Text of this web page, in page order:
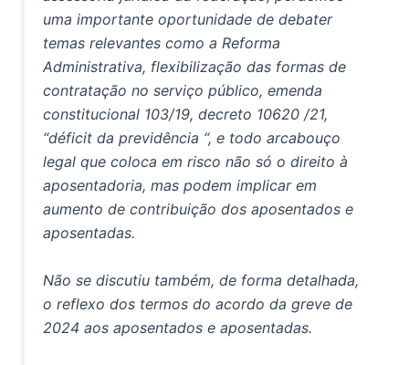
uma importante oportunidade de debater
temas relevantes como a Reforma
Administrativa, flexibilização das formas de
contratação no serviço público, emenda
constitucional 103/19, decreto 10620 /21,
“déficit da previdência “, e todo arcabouço
legal que coloca em risco não só o direito à
aposentadoria, mas podem implicar em
aumento de contribuição dos aposentados e
aposentadas.
Não se discutiu também, de forma detalhada,
o reflexo dos termos do acordo da greve de
2024 aos aposentados e aposentadas.